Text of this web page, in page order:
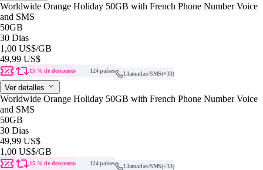
Worldwide Orange Holiday 50GB with French Phone Number Voice
and SMS
50GB
30 Dias
1,00 US$/GB
49,99 US$
15 % de descuento 124 países Llamadas/SMS(+33)
Ver detalles
Worldwide Orange Holiday 50GB with French Phone Number Voice
and SMS
50GB
30 Dias
49,99 US$
1,00 US$/GB
15 % de descuento 124 países Llamadas/SMS(+33)